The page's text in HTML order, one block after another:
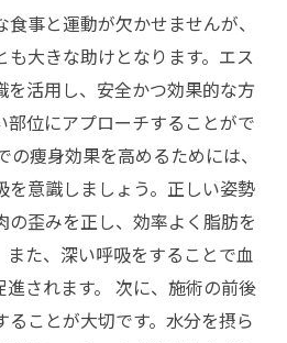
事と運動が欠かせませんが、
も大きな助けとなります。エス
を活用し、安全かつ効果的な方
位にアプローチすることがで
の痩身効果を高めるためには、
を意識しましょう。正しい姿勢
の歪みを正し、効率よく脂肪を
た、深い呼吸をすることで血
されます。 次に、施術の前後
ることが大切です。水分を摂ら